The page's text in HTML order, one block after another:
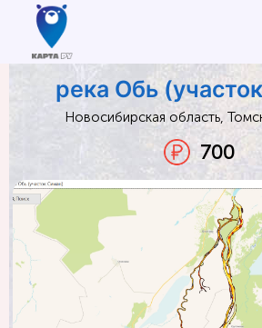
река Обь
Новосибирская область,
700